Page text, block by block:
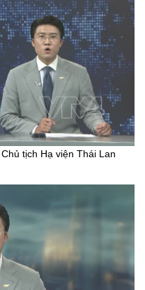
tịch Hạ viện Thái Lan